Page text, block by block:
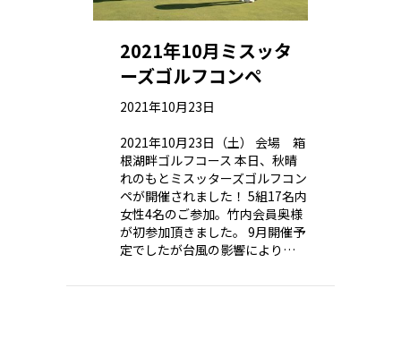
2021年10月ミスッタ
ーズゴルフコンペ
2021年10月23日
2021年10月23日（土） 会場 箱
根湖畔ゴルフコース 本日、秋晴
れのもとミスッターズゴルフコン
ペが開催されました！ 5組17名内
女性4名のご参加。竹内会員奥様
が初参加頂きました。 9月開催予
定でしたが台風の影響により…